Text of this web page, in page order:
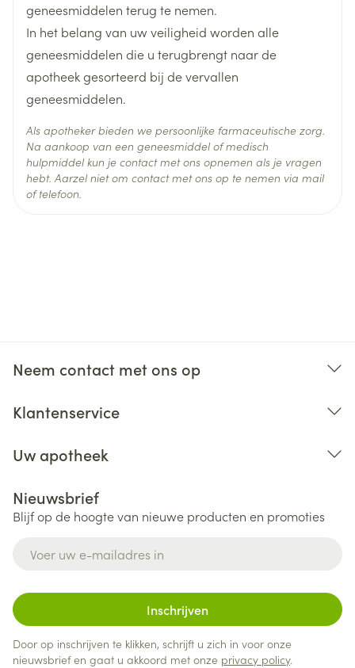
Tabel 1. Onderbreking of stopzetting van de
toediening van TMZ tijdens
radiotherapie in combinatie met TMZ
Monotherapiefase
geneesmiddelen terug te nemen.
In het belang van uw veiligheid worden alle
geneesmiddelen die u terugbrengt naar de
apotheek gesorteerd bij de vervallen
geneesmiddelen.
Als apotheker bieden we persoonlijke farmaceutische zorg.
Na aankoop van een geneesmiddel of medisch
hulpmiddel kun je contact met ons opnemen als je vragen
hebt. Aarzel niet om contact met ons op te nemen via mail
of telefoon.
Neem contact met ons op
Klantenservice
Uw apotheek
Nieuwsbrief
Blijf op de hoogte van nieuwe producten en promoties
Inschrijven
Door op inschrijven te klikken, schrijft u zich in voor onze
nieuwsbrief en gaat u akkoord met onze privacy policy.